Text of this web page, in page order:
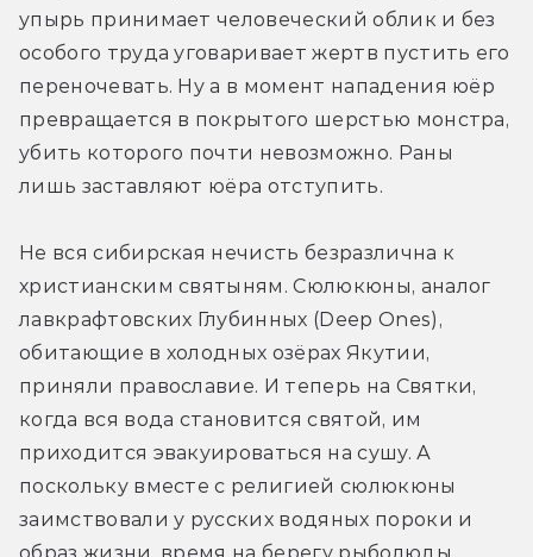
упырь принимает человеческий облик и без
особого труда уговаривает жертв пустить его
переночевать. Ну а в момент нападения юёр
превращается в покрытого шерстью монстра,
убить которого почти невозможно. Раны
лишь заставляют юёра отступить.
Не вся сибирская нечисть безразлична к
христианским святыням. Сюлюкюны, аналог
лавкрафтовских Глубинных (Deep Ones),
обитающие в холодных озёрах Якутии,
приняли православие. И теперь на Святки,
когда вся вода становится святой, им
приходится эвакуироваться на сушу. А
поскольку вместе с религией сюлюкюны
заимствовали у русских водяных пороки и